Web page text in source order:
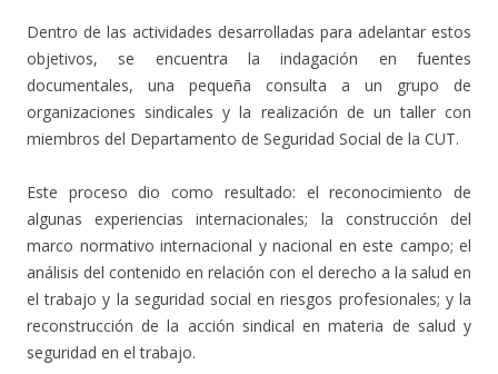
Dentro de las actividades desarrolladas para adelantar estos
objetivos, se encuentra la indagación en fuentes
documentales, una pequeña consulta a un grupo de
organizaciones sindicales y la realización de un taller con
miembros del Departamento de Seguridad Social de la CUT.
Este proceso dio como resultado: el reconocimiento de
algunas experiencias internacionales; la construcción del
marco normativo internacional y nacional en este campo; el
análisis del contenido en relación con el derecho a la salud en
el trabajo y la seguridad social en riesgos profesionales; y la
reconstrucción de la acción sindical en materia de salud y
seguridad en el trabajo.